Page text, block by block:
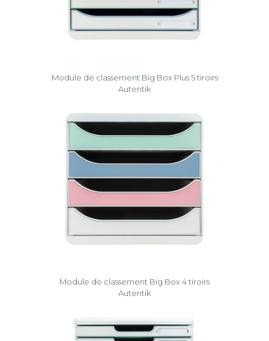
Module de classement Big Box Plus 5 tiroirs
Autentik
Module de classement Big Box 4 tiroirs
Autentik